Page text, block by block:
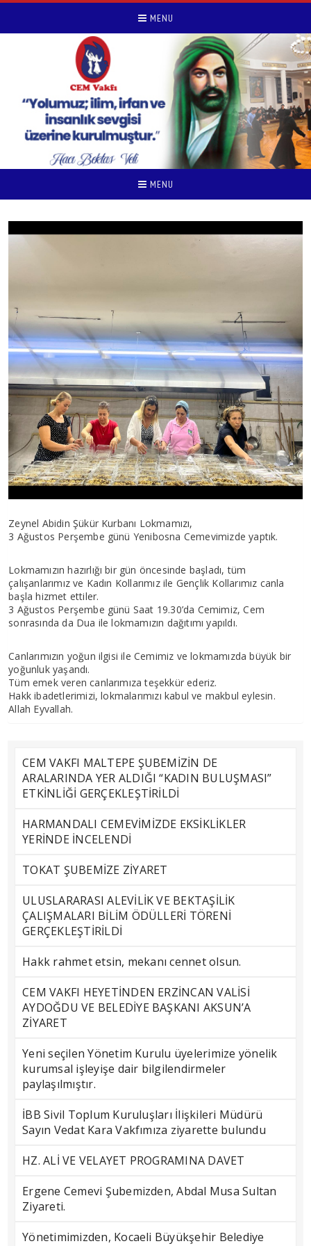
MENU
MENU
Zeynel Abidin Şükür Kurbanı Lokmamızı,
3 Ağustos Perşembe günü Yenibosna Cemevimizde yaptık.
Lokmamızın hazırlığı bir gün öncesinde başladı, tüm
çalışanlarımız ve Kadın Kollarımız ile Gençlik Kollarımız canla
başla hizmet ettiler.
3 Ağustos Perşembe günü Saat 19.30’da Cemimiz, Cem
sonrasında da Dua ile lokmamızın dağıtımı yapıldı.
Canlarımızın yoğun ilgisi ile Cemimiz ve lokmamızda büyük bir
yoğunluk yaşandı.
Tüm emek veren canlarımıza teşekkür ederiz.
Hakk ibadetlerimizi, lokmalarımızı kabul ve makbul eylesin.
Allah Eyvallah.
CEM VAKFI MALTEPE ŞUBEMİZİN DE
ARALARINDA YER ALDIĞI “KADIN BULUŞMASI”
ETKİNLİĞİ GERÇEKLEŞTİRİLDİ
HARMANDALI CEMEVİMİZDE EKSİKLİKLER
YERİNDE İNCELENDİ
TOKAT ŞUBEMİZE ZİYARET
ULUSLARARASI ALEVİLİK VE BEKTAŞİLİK
ÇALIŞMALARI BİLİM ÖDÜLLERİ TÖRENİ
GERÇEKLEŞTİRİLDİ
Hakk rahmet etsin, mekanı cennet olsun.
CEM VAKFI HEYETİNDEN ERZİNCAN VALİSİ
AYDOĞDU VE BELEDİYE BAŞKANI AKSUN’A
ZİYARET
Yeni seçilen Yönetim Kurulu üyelerimize yönelik
kurumsal işleyişe dair bilgilendirmeler
paylaşılmıştır.
İBB Sivil Toplum Kuruluşları İlişkileri Müdürü
Sayın Vedat Kara Vakfımıza ziyarette bulundu
HZ. ALİ VE VELAYET PROGRAMINA DAVET
Ergene Cemevi Şubemizden, Abdal Musa Sultan
Ziyareti.
Yönetimimizden, Kocaeli Büyükşehir Belediye